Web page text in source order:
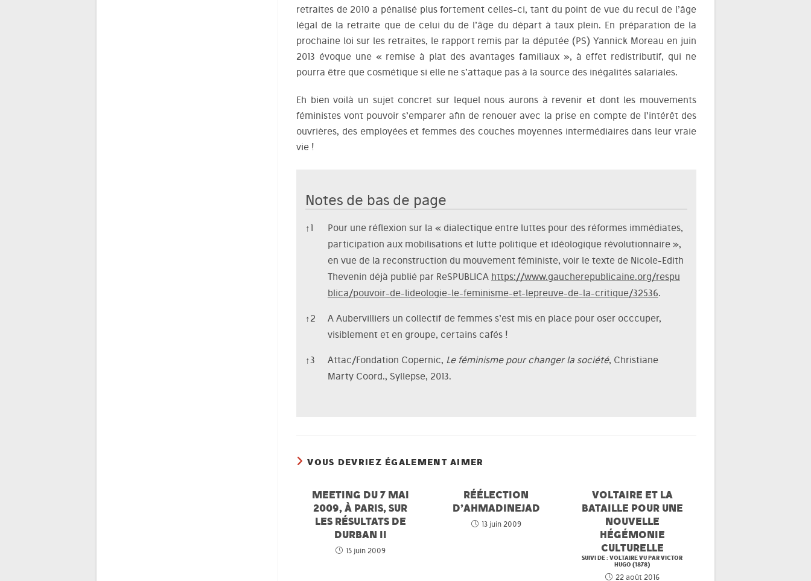
retraites de 2010 a pénalisé plus fortement celles-ci, tant du point de vue du recul de l’âge
légal de la retraite que de celui du de l’âge du départ à taux plein. En préparation de la
prochaine loi sur les retraites, le rapport remis par la députée (PS) Yannick Moreau en juin
2013 évoque une « remise à plat des avantages familiaux », à effet redistributif, qui ne
pourra être que cosmétique si elle ne s’attaque pas à la source des inégalités salariales.
Eh bien voilà un sujet concret sur lequel nous aurons à revenir et dont les mouvements
féministes vont pouvoir s’emparer afin de renouer avec la prise en compte de l’intérêt des
ouvrières, des employées et femmes des couches moyennes intermédiaires dans leur vraie
vie !
Notes de bas de page
Notes de bas de page
↑1
Pour une réflexion sur la « dialectique entre luttes pour des réformes immédiates,
participation aux mobilisations et lutte politique et idéologique révolutionnaire »,
en vue de la reconstruction du mouvement féministe, voir le texte de Nicole-Edith
Thevenin déjà publié par ReSPUBLICA https://www.gaucherepublicaine.org/respu
blica/pouvoir-de-lideologie-le-feminisme-et-lepreuve-de-la-critique/32536.
↑2
A Aubervilliers un collectif de femmes s’est mis en place pour oser occcuper,
visiblement et en groupe, certains cafés !
↑3 Attac/Fondation Copernic, Le féminisme pour changer la société, Christiane
Marty Coord., Syllepse, 2013.
VOUS DEVRIEZ ÉGALEMENT AIMER
MEETING DU 7 MAI
2009, À PARIS, SUR
LES RÉSULTATS DE
DURBAN II
15 juin 2009
RÉÉLECTION
D’AHMADINEJAD
13 juin 2009
VOLTAIRE ET LA
BATAILLE POUR UNE
NOUVELLE
HÉGÉMONIE
CULTURELLE
SUIVI DE : VOLTAIRE VU PAR VICTOR
HUGO (1878)
22 août 2016